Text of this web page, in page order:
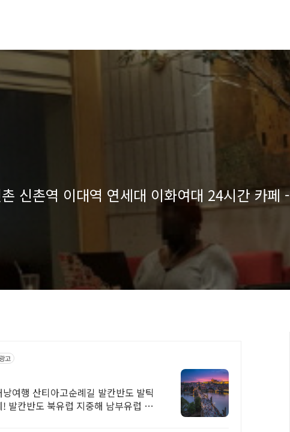
신촌역 이대역 연세대 이화여대 24시간 카페 -
고
여행 산티아고순례길 발칸반도 발틱
발칸반도 북유럽 지중해 남부유럽 동